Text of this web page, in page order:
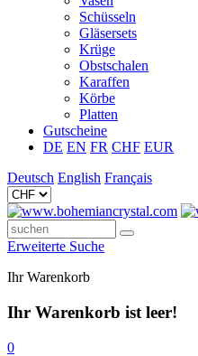
Schüsseln
Gläsersets
Krüge
Obstschalen
Karaffen
Körbe
Platten
Gutscheine
DE EN FR CHF EUR
Deutsch English Français
Erweiterte Suche
Ihr Warenkorb
Ihr Warenkorb ist leer!
0